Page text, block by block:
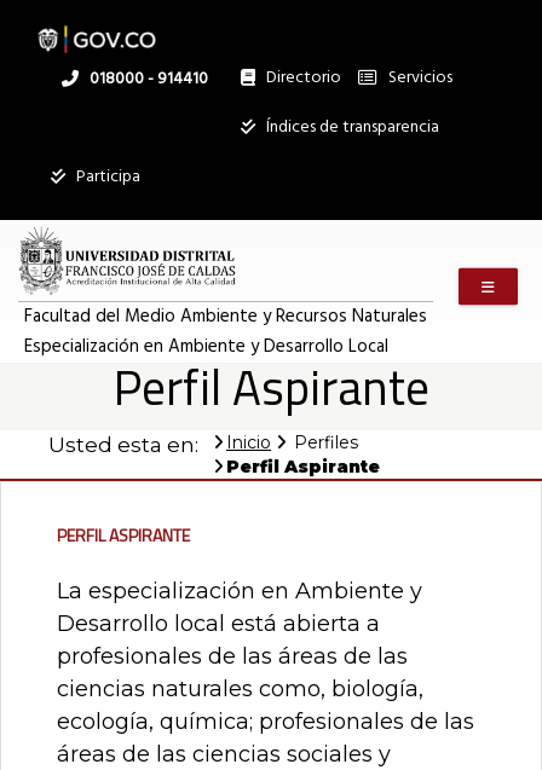
contenido
Linea
018000 - 914410 Directorio
Institucional
Servicios
Índices de transparencia
Participa
Facultad del Medio Ambiente y Recursos Naturales
Especialización en Ambiente y Desarrollo Local
Perfil Aspirante
Usted esta en: Inicio
Perfiles
Perfil Aspirante
Perfil Aspirante
La especialización en Ambiente y
Desarrollo local está abierta a
profesionales de las áreas de las
ciencias naturales como, biología,
ecología, química; profesionales de las
áreas de las ciencias sociales y